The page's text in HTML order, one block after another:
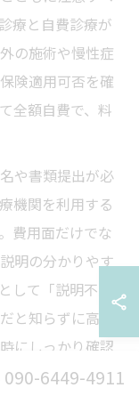
療と自費診療が
の施術や慢性症
険適用可否を確
全額自費で、料
や書類提出が必
機関を利用する
費用面だけでな
明の分かりやす
して「説明不足
と知らずに高額
にしっかり確認
090-6449-4911